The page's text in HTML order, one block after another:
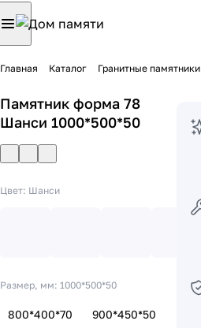
Главная Каталог Гранитные памятники
Памятник форма 78
Шанси 1000*500*50
Цвет: Шанси
Размер, мм: 1000*500*50
800*400*70
900*450*50